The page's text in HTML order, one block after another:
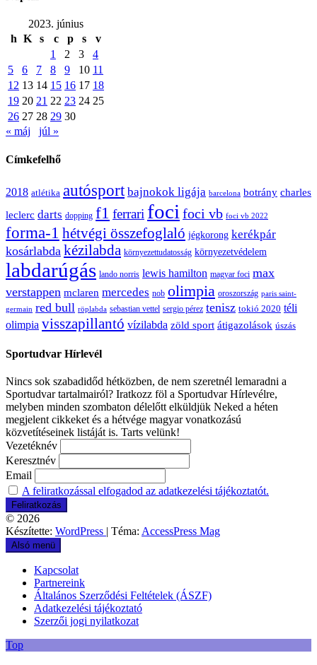
2023. június
h K s c p s
v
1
2 3
4
5
6 7 8 9 10 11
12 13 14 15 16 17 18
19 20 21 22 23 24 25
26 27 28 29 30
« máj
júl »
Címkefelhő
2018 atlétika autósport bajnokok ligája barcelona botrány charles
leclerc darts dopping f1 ferrari foci foci vb foci vb 2022
forma-1 hétvégi összefoglaló jégkorong kerékpár
kosárlabda kézilabda környezettudatosság környezetvédelem
labdarúgás lando norris lewis hamilton magyar foci max
verstappen mclaren mercedes nob olimpia oroszország paris saint-
germain red bull röplabda sebastian vettel sergio pérez tenisz tokió 2020 téli
olimpia visszapillantó vízilabda zöld sport átigazolások úszás
Sportudvar Hírlevél
Nincs sok szabadidőd hétközben, de nem szeretnél lemaradni a
Sportudvar tartalmairól? Iratkozz föl a Sportudvar Hírlevélre,
melyben minden szombaton délelőtt elküldjük Neked a héten
megjelent cikkeket és a hétvége magyar vonatkozású
közvetítéseinek listáját is. Tarts velünk!
Vezetéknév
Keresztnév
Email
A feliratkozással elfogadod az adatkezelési tájékoztatót.
© 2026
Készítette: WordPress | Téma: AccessPress Mag
Alsó menü
Kapcsolat
Partnereink
Általános Szerződési Feltételek (ÁSZF)
Adatkezelési tájékoztató
Szerzői jogi nyilatkozat
Top